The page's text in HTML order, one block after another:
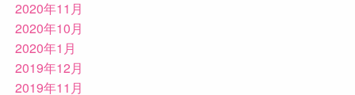
2020年11月
2020年10月
2020年1月
2019年12月
2019年11月